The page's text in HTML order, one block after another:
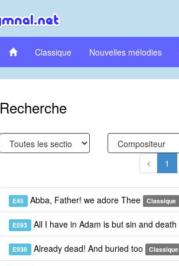
Classique Nouvelles mélodies
Recherche
1
E45 Abba, Father! we adore Thee Classique
E593 All I have in Adam is but sin and death
E938 Already dead! And buried too Classique